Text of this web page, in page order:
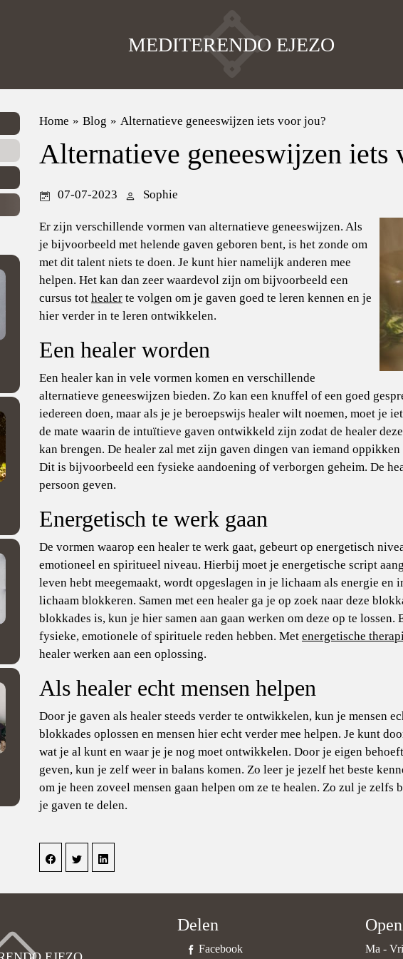
MEDITERENDO EJEZO
Home » Blog » Alternatieve geneeswijzen iets voor jou?
Alternatieve geneeswijzen iets
07-07-2023 Sophie
Er zijn verschillende vormen van alternatieve geneeswijzen. Als
je bijvoorbeeld met helende gaven geboren bent, is het zonde om
met dit talent niets te doen. Je kunt hier namelijk anderen mee
helpen. Het kan dan zeer waardevol zijn om bijvoorbeeld een
cursus tot healer te volgen om je gaven goed te leren kennen en je
hier verder in te leren ontwikkelen.
Een healer worden
Een healer kan in vele vormen komen en verschillende
alternatieve geneeswijzen bieden. Zo kan een knuffel of een goed
iedereen doen, maar als je je beroepswijs healer wilt noemen, moet je
de mate waarin de intuïtieve gaven ontwikkeld zijn zodat de healer
kan brengen. De healer zal met zijn gaven dingen van iemand
Dit is bijvoorbeeld een fysieke aandoening of verborgen geheim. De
persoon geven.
Energetisch te werk gaan
De vormen waarop een healer te werk gaat, gebeurt op energetisch
emotioneel en spiritueel niveau. Hierbij moet je energetische script
leven hebt meegemaakt, wordt opgeslagen in je lichaam als energie en
lichaam blokkeren. Samen met een healer ga je op zoek naar deze
blokkades is, kun je hier samen aan gaan werken om deze op te
fysieke, emotionele of spirituele reden hebben. Met energetische
healer werken aan een oplossing.
Als healer echt mensen helpen
Door je gaven als healer steeds verder te ontwikkelen, kun je mensen
blokkades oplossen en mensen hier echt verder mee helpen. Je kunt
wat je al kunt en waar je je nog moet ontwikkelen. Door je eigen
geven, kun je zelf weer in balans komen. Zo leer je jezelf het beste
om je heen zoveel mensen gaan helpen om ze te healen. Zo zul je zelfs
je gaven te delen.
Delen
Facebook Ma -